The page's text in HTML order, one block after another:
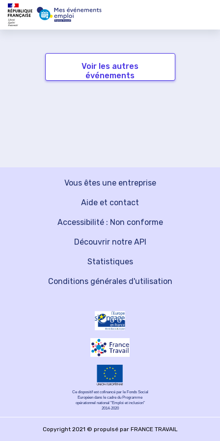
Voir les autres
événements
Vous êtes une entreprise
Découvrir notre API
Aide et contact
Statistiques
Accessibilité : Non conforme
Conditions générales d'utilisation
Ce dispositif est cofinancé par le Fonds Social
Européen dans le cadre du Programme
opérationnel national "Emploi et inclusion"
2014-2020
Copyright 2021 © propulsé par FRANCE TRAVAIL